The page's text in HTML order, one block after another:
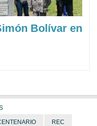
Bolívar en
REC